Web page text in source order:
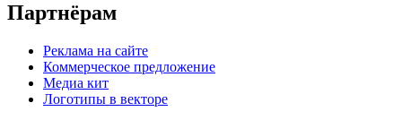
Партнёрам
Реклама на сайте
Коммерческое предложение
Медиа кит
Логотипы в векторе